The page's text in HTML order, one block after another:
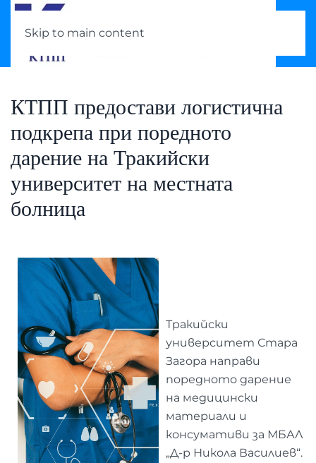
Skip to main content
КТПП предостави логистична
подкрепа при поредното
дарение на Тракийски
университет на местната
болница
Тракийски
университет Стара
Загора направи
поредното дарение
на медицински
материали и
консумативи за МБАЛ
„Д-р Никола Василиев“.